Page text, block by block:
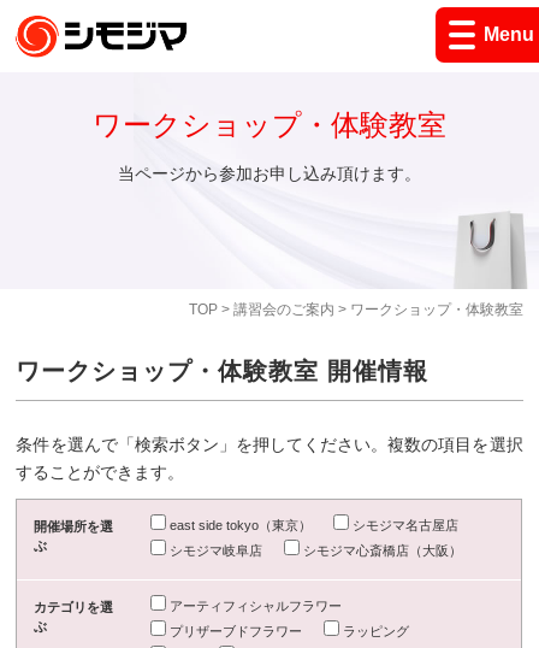
Menu
TOP> 講習会のご案内 > ワークショップ・体験教室
ワークショップ・体験教室
当ページから参加お申し込み頂けます。
ワークショップ・体験教室 開催情報
条件を選んで「検索ボタン」を押してください。複数の項目を選択
することができます。
開催場所を選
ぶ
east side tokyo（東京）
シモジマ名古屋店
シモジマ岐阜店
シモジマ心斎橋店（大阪）
カテゴリを選
ぶ
アーティフィシャルフラワー
プリザーブドフラワー
ラッピング